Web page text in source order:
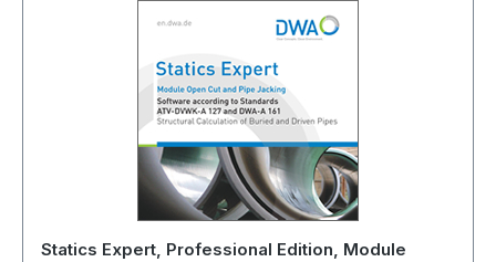
Statics Expert, Professional Edition, Module